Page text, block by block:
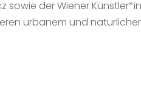
der Wiener
urbanem und